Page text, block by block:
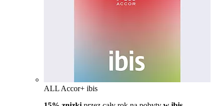
ALL Accor+ ibis